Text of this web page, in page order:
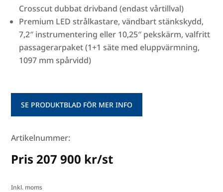
Crosscut dubbat drivband (endast vårtillval)
Premium LED strålkastare, vändbart stänkskydd,
7,2″ instrumentering eller 10,25″ pekskärm, valfritt
passagerarpaket (1+1 säte med eluppvärmning,
1097 mm spårvidd)
SE PRODUKTBLAD FÖR MER INFO
Artikelnummer:
Pris 207 900 kr/st
Inkl. moms